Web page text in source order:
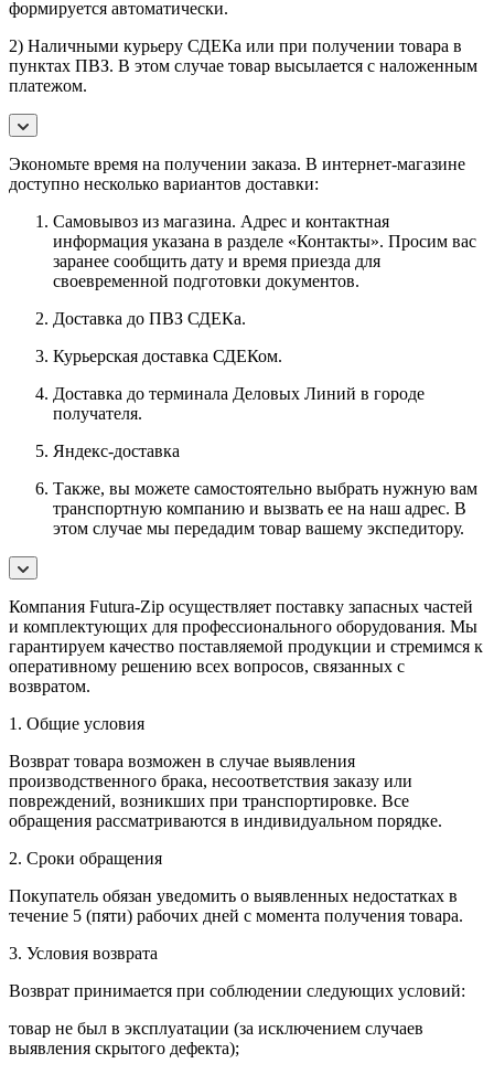
формируется автоматически.
2) Наличными курьеру СДЕКа или при получении товара в
пунктах ПВЗ. В этом случае товар высылается с наложенным
платежом.
Экономьте время на получении заказа. В интернет-магазине
доступно несколько вариантов доставки:
Самовывоз из магазина. Адрес и контактная
информация указана в разделе «Контакты». Просим вас
заранее сообщить дату и время приезда для
своевременной подготовки документов.
Доставка до ПВЗ СДЕКа.
Курьерская доставка СДЕКом.
Доставка до терминала Деловых Линий в городе
получателя.
Яндекс-доставка
Также, вы можете самостоятельно выбрать нужную вам
транспортную компанию и вызвать ее на наш адрес. В
этом случае мы передадим товар вашему экспедитору.
Компания Futura-Zip осуществляет поставку запасных частей
и комплектующих для профессионального оборудования. Мы
гарантируем качество поставляемой продукции и стремимся к
оперативному решению всех вопросов, связанных с
возвратом.
1. Общие условия
Возврат товара возможен в случае выявления
производственного брака, несоответствия заказу или
повреждений, возникших при транспортировке. Все
обращения рассматриваются в индивидуальном порядке.
2. Сроки обращения
Покупатель обязан уведомить о выявленных недостатках в
течение 5 (пяти) рабочих дней с момента получения товара.
3. Условия возврата
Возврат принимается при соблюдении следующих условий:
товар не был в эксплуатации (за исключением случаев
выявления скрытого дефекта);